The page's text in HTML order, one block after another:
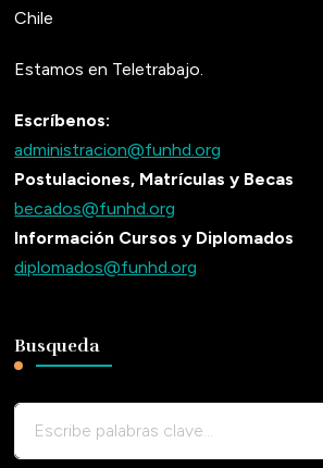
Chile
Estamos en Teletrabajo.
Escríbenos:
administracion@funhd.org
Postulaciones, Matrículas y Becas
becados@funhd.org
Información Cursos y Diplomados
diplomados@funhd.org
Busqueda